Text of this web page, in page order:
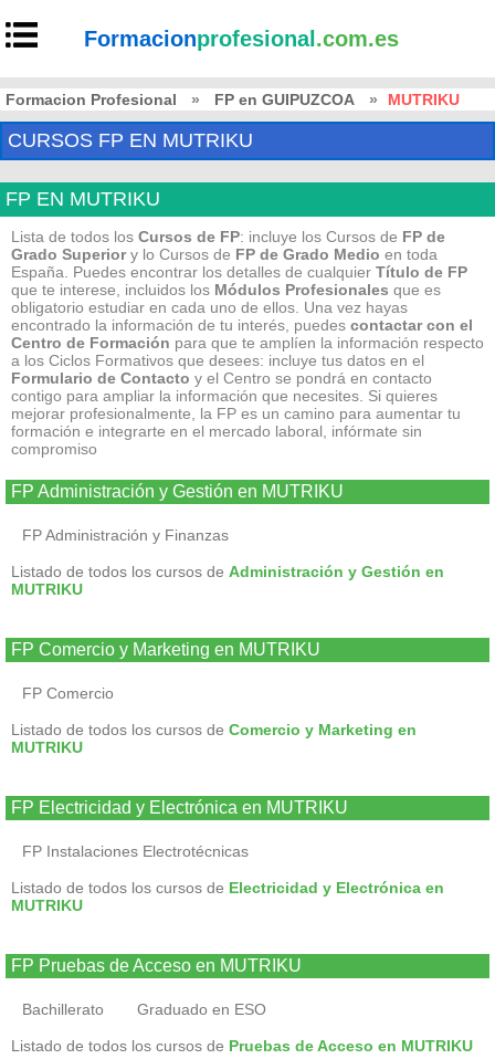
Formacionprofesional .com.es
Formacion Profesional » FP en GUIPUZCOA » MUTRIKU
CURSOS FP EN MUTRIKU
FP EN MUTRIKU
Lista de todos los Cursos de FP: incluye los Cursos de FP de
Grado Superiory lo Cursos de FP de Grado Medio en toda
España. Puedes encontrar los detalles de cualquier Título de FP
que te interese, incluidos los Módulos Profesionales que es
obligatorio estudiar en cada uno de ellos. Una vez hayas
encontrado la información de tu interés, puedes contactar con el
Centro de Formación para que te amplíen la información respecto
a los Ciclos Formativos que desees: incluye tus datos en el
Formulario de Contacto y el Centro se pondrá en contacto
contigo para ampliar la información que necesites. Si quieres
mejorar profesionalmente, la FP es un camino para aumentar tu
formación e integrarte en el mercado laboral, infórmate sin
compromiso
FP Administración y Gestión en MUTRIKU
FP Administración y Finanzas
Listado de todos los cursos de Administración y Gestión en
MUTRIKU
FP Comercio y Marketing en MUTRIKU
FP Comercio
Listado de todos los cursos de Comercio y Marketing en
MUTRIKU
FP Electricidad y Electrónica en MUTRIKU
FP Instalaciones Electrotécnicas
Listado de todos los cursos de Electricidad y Electrónica en
MUTRIKU
FP Pruebas de Acceso en MUTRIKU
Bachillerato Graduado en ESO
Listado de todos los cursos de Pruebas de Acceso en MUTRIKU